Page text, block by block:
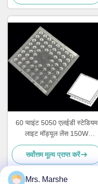
60 प्वाइंट 5050 एलईडी स्टेडियम
लाइट मॉड्यूल लेंस 150W
वाटरप्रूफ 188X188MM
सर्वोत्तम मूल्य प्राप्त करें
Mrs. Marshe